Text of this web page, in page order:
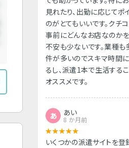
見れたり、出勤に応じてポ
のがとてもいいです。クチ
事前にどんなお店なのか
不安も少ないです。業種も
件が多いのでスキマ時間に
るし、派遣1本で生活するこ
オススメです。
あ あい
8 か月前
いくつかの派遣サイトを登